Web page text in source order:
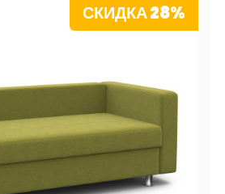
СКИДКА 28%